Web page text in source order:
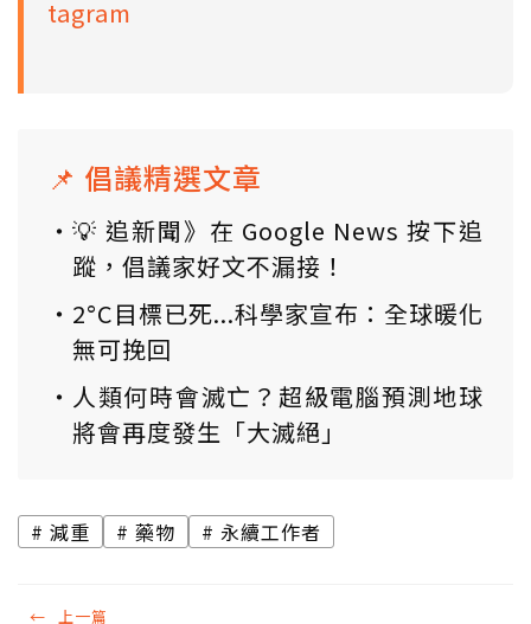
tagram
📌 倡議精選文章
💡 追新聞》在 Google News 按下追
蹤，倡議家好文不漏接！
2°C目標已死...科學家宣布：全球暖化
無可挽回
人類何時會滅亡？超級電腦預測地球
將會再度發生「大滅絕」
減重 藥物 永續工作者
← 上一篇